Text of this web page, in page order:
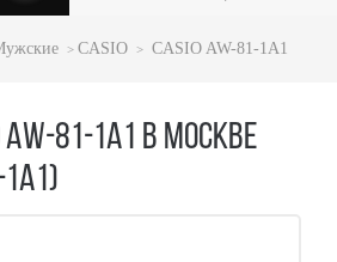
CASIO CASIO AW-81-1A1
AW-81-1A1 В МОСКВЕ